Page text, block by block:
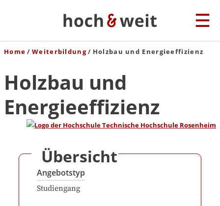
Home Weiterbildung Holzbau und Energieeffizienz
Holzbau und
Energieeffizienz
Übersicht
Angebotstyp
Studiengang